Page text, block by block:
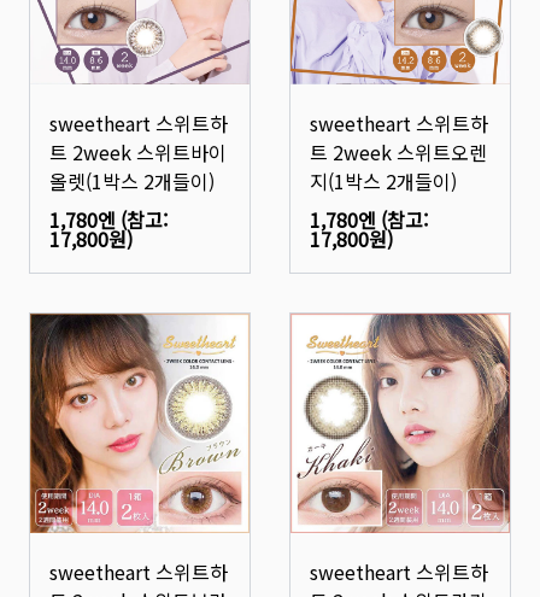
sweetheart 스위트하
트 2week 스위트바이
올렛(1박스 2개들이)
1,780엔 (참고:
17,800원)
sweetheart 스위트하
트 2week 스위트오렌
지(1박스 2개들이)
1,780엔 (참고:
17,800원)
sweetheart 스위트하
sweetheart 스위트하